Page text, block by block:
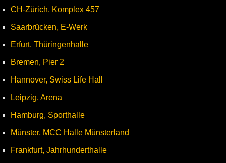
CH-Zürich, Komplex 457
Saarbrücken, E-Werk
Erfurt, Thüringenhalle
Bremen, Pier 2
Hannover, Swiss Life Hall
Leipzig, Arena
Hamburg, Sporthalle
Münster, MCC Halle Münsterland
Frankfurt, Jahrhunderthalle